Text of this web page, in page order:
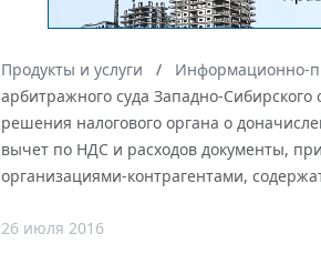
Продукты и услуги Информационно-
арбитражного суда Западно-
решения налогового органа о
вычет по НДС и расходов документы,
организациями-контрагентами,
26 июля 2016